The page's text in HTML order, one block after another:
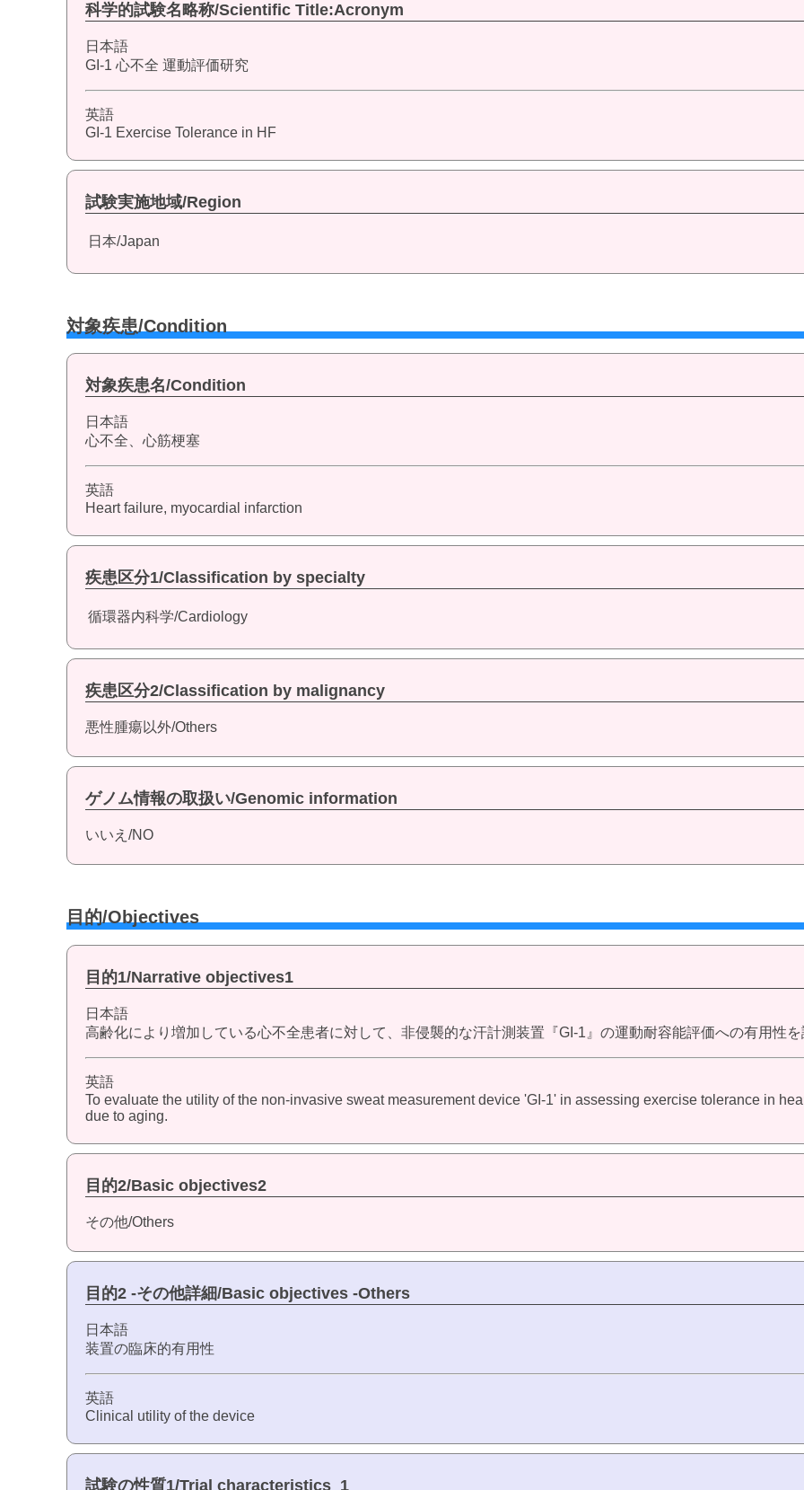
科学的試験名略称/Scientific Title:Acronym
日本語
GI-1 心不全 運動評価研究
英語
GI-1 Exercise Tolerance in HF
試験実施地域/Region
日本/Japan
対象疾患/Condition
対象疾患名/Condition
日本語
心不全、心筋梗塞
英語
Heart failure, myocardial infarction
疾患区分1/Classification by specialty
循環器内科学/Cardiology
疾患区分2/Classification by malignancy
悪性腫瘍以外/Others
ゲノム情報の取扱い/Genomic information
いいえ/NO
目的/Objectives
目的1/Narrative objectives1
日本語
高齢化により増加している心不全患者に対して、非侵襲的な汗計測装置『GI-1』の運動耐容能評価への有用性を
英語
To evaluate the utility of the non-invasive sweat measurement device 'GI-1' in assessing exercise tolerance in
due to aging.
目的2/Basic objectives2
その他/Others
目的2 -その他詳細/Basic objectives -Others
日本語
装置の臨床的有用性
英語
Clinical utility of the device
試験の性質1/Trial characteristics_1